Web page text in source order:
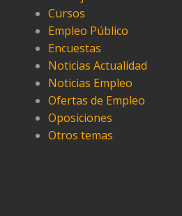
Cursos
Empleo Público
Encuestas
Noticias Actualidad
Noticias Empleo
Ofertas de Empleo
Oposiciones
Otros temas